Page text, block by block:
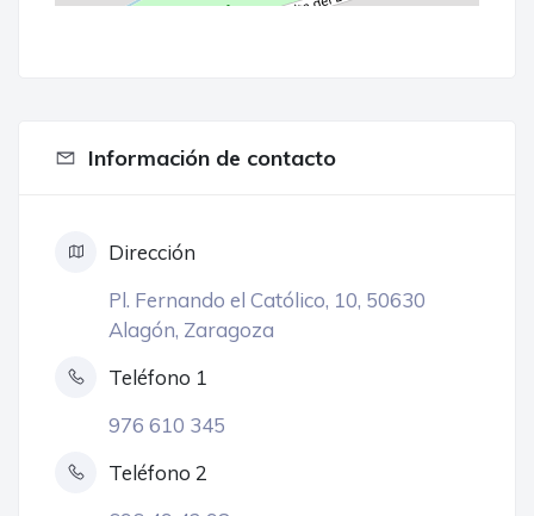
Información de contacto
Dirección
Pl. Fernando el Católico, 10, 50630
Alagón, Zaragoza
Teléfono 1
976 610 345
Teléfono 2